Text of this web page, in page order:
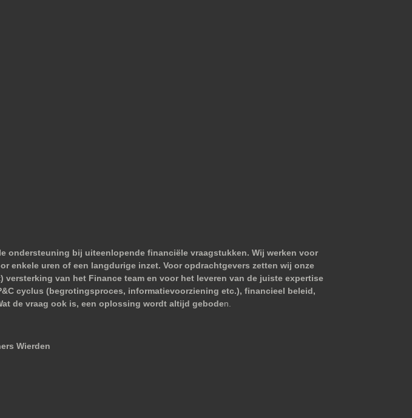
ondersteuning bij uiteenlopende financiële vraagstukken. Wij werken voor
enkele uren of een langdurige inzet. Voor opdrachtgevers zetten wij onze
van het Finance team en voor het leveren van de juiste expertise
cyclus (begrotingsproces, informatievoorziening etc.), financieel beleid,
de vraag ook is, een oplossing wordt altijd geboden.
Wierden